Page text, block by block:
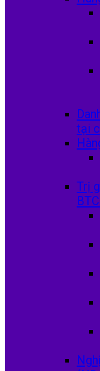
tại
Trị